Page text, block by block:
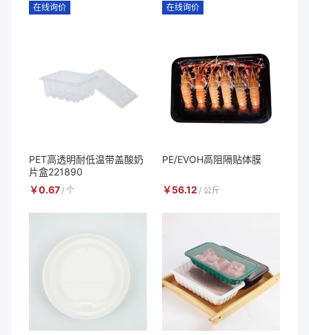
在线询价 在线询价
PET高透明耐低温带盖酸奶
片盒221890
￥0.67 / 个
PE/EVOH高阻隔贴体膜
￥56.12 / 公斤